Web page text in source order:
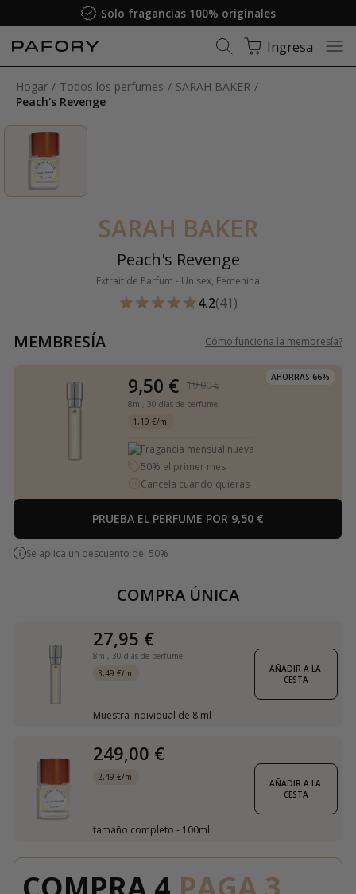
Solo fragancias 100% originales
Ingresa
Hogar Todos los perfumes
SARAH BAKER
Peach's Revenge
SARAH BAKER
Peach's Revenge
Extrait de Parfum - Unisex, Femenina
4.2(41)
MEMBRESÍA Cómo funciona la membresía?
AHORRAS 66%
9,50 € 19,00 €
8ml, 30 días de perfume
1,19 €/ml
Fragancia mensual nueva
50% el primer mes
Cancela cuando quieras
PRUEBA EL PERFUME POR 9,50 €
Se aplica un descuento del 50%
COMPRA ÚNICA
27,95 €
8ml, 30 días de perfume
3,49 €/ml
Muestra individual de 8 ml
AÑADIR A LA
CESTA
249,00 €
2,49 €/ml
tamaño completo - 100ml
AÑADIR A LA
CESTA